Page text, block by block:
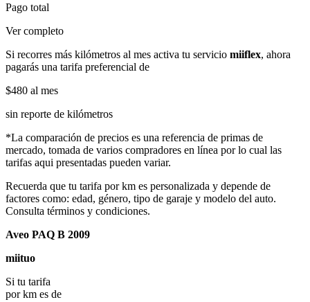
Pago total
Ver completo
Si recorres más kilómetros al mes activa tu servicio miiflex, ahora
pagarás una tarifa preferencial de
$480 al mes
sin reporte de kilómetros
*La comparación de precios es una referencia de primas de
mercado, tomada de varios compradores en línea por lo cual las
tarifas aqui presentadas pueden variar.
Recuerda que tu tarifa por km es personalizada y depende de
factores como: edad, género, tipo de garaje y modelo del auto.
Consulta términos y condiciones.
Aveo PAQ B 2009
miituo
Si tu tarifa
por km es de